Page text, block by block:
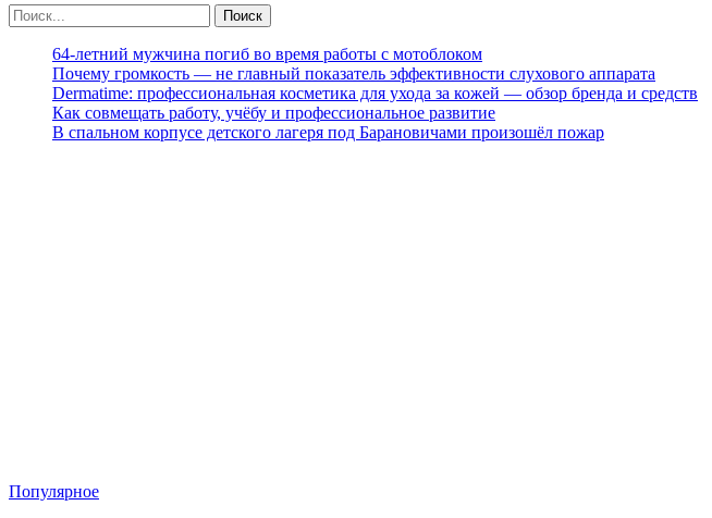
64-летний мужчина погиб во время работы с мотоблоком
Почему громкость — не главный показатель эффективности слухового аппарата
Dermatime: профессиональная косметика для ухода за кожей — обзор бренда и средств
Как совмещать работу, учёбу и профессиональное развитие
В спальном корпусе детского лагеря под Барановичами произошёл пожар
Популярное